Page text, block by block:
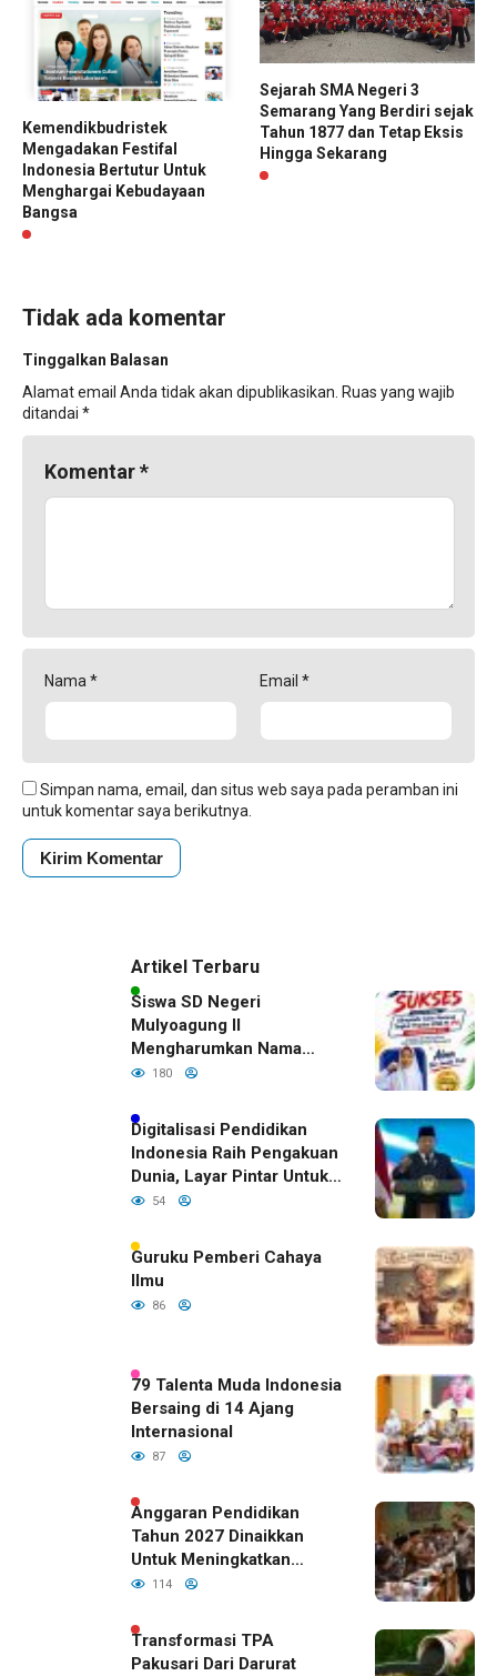
Kemendikbudristek
Mengadakan Festifal
Indonesia Bertutur Untuk
Menghargai Kebudayaan
Bangsa
Sejarah SMA Negeri 3
Semarang Yang Berdiri sejak
Tahun 1877 dan Tetap Eksis
Hingga Sekarang
Tidak ada komentar
Tinggalkan Balasan
Alamat email Anda tidak akan dipublikasikan. Ruas yang wajib
ditandai *
Komentar*
Nama * Email *
Simpan nama, email, dan situs web saya pada peramban ini
untuk komentar saya berikutnya.
Artikel Terbaru
Siswa SD Negeri
Mulyoagung II
Mengharumkan Nama
Bojonegoro Dengan
180
Digitalisasi Pendidikan
Indonesia Raih Pengakuan
Dunia, Layar Pintar Untuk
Semua Siswa
54
Guruku Pemberi Cahaya
Ilmu
86
79 Talenta Muda Indonesia
Bersaing di 14 Ajang
Internasional
87
Anggaran Pendidikan
Tahun 2027 Dinaikkan
Untuk Meningkatkan
Kualitas Anak Bangsa,
RI
114
Transformasi TPA
Pakusari Dari Darurat